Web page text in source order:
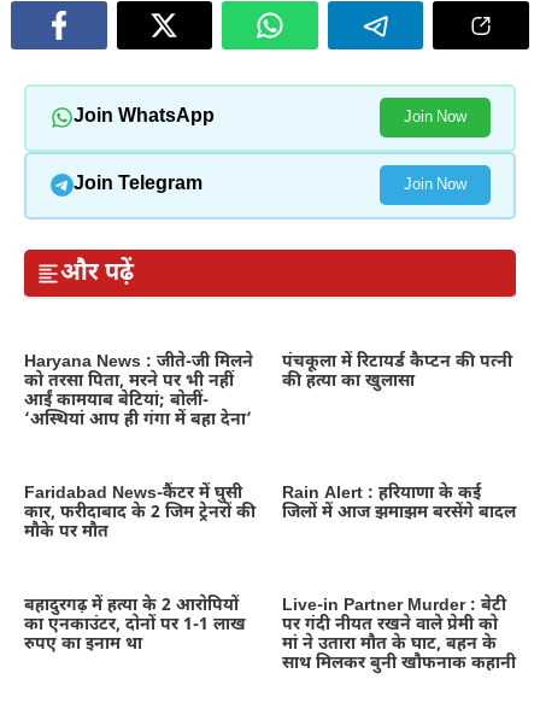
Join WhatsApp Join Now
Join Telegram Join Now
और पढ़ें
Haryana News : जीते-जी मिलने
को तरसा पिता, मरने पर भी नहीं
आईं कामयाब बेटियां; बोलीं-
‘अस्थियां आप ही गंगा में बहा देना’
पंचकूला में रिटायर्ड कैप्टन की पत्नी
की हत्या का खुलासा
Faridabad News-कैंटर में घुसी
कार, फरीदाबाद के 2 जिम ट्रेनरों की
मौके पर मौत
Rain Alert : हरियाणा के कई
जिलों में आज झमाझम बरसेंगे बादल
बहादुरगढ़ में हत्या के 2 आरोपियों
का एनकाउंटर, दोनों पर 1-1 लाख
रुपए का इनाम था
Live-in Partner Murder : बेटी
पर गंदी नीयत रखने वाले प्रेमी को
मां ने उतारा मौत के घाट, बहन के
साथ मिलकर बुनी खौफनाक कहानी